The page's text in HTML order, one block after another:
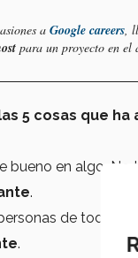
a Google careers,
para un proyecto en el
5 cosas que
en algo. No
.
de todo el
.